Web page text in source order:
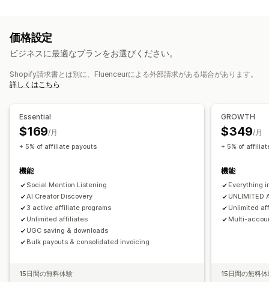
複数レベルのマーケティング
アフィリエイトリンク
分析 リアルタイム追跡
カスタムダッシュボード
カスタムリンクとカスタムディスカウント
ACH決済
スケジュール式の入金
価格設定
ビジネスに最適なプランをお選びください。
Shopify請求書とは別に、Fluenceurによる外部請求がある場合があります。
詳しくはこちら
Essential
$169/月
+ 5% of affiliate payouts
機能
Social Mention Listening
AI Creator Discovery
3 active affiliate programs
Unlimited affiliates
UGC saving & downloads
Bulk payouts & consolidated invoicing
15日間の無料体験
GROWTH
$349/月
+ 5% of
機能
Everything
UNLIMITED
Unlimited
Multi-
15日間の無料